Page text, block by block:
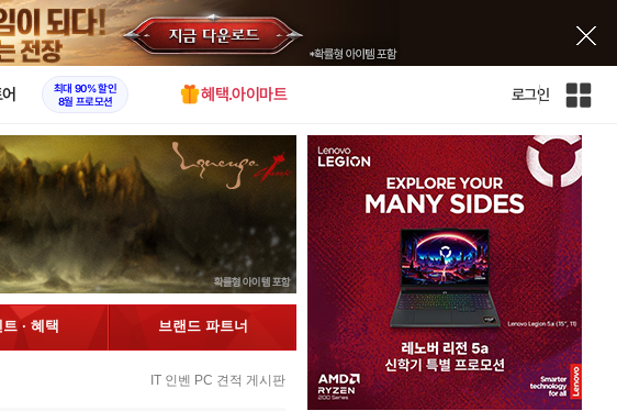
X
최대 90% 할인
8월 프로모션
혜택.아이마트 로그인
인
전
체
사
이
트
맵
· 혜택 브랜드 파트너
IT 인벤 PC 견적 게시판